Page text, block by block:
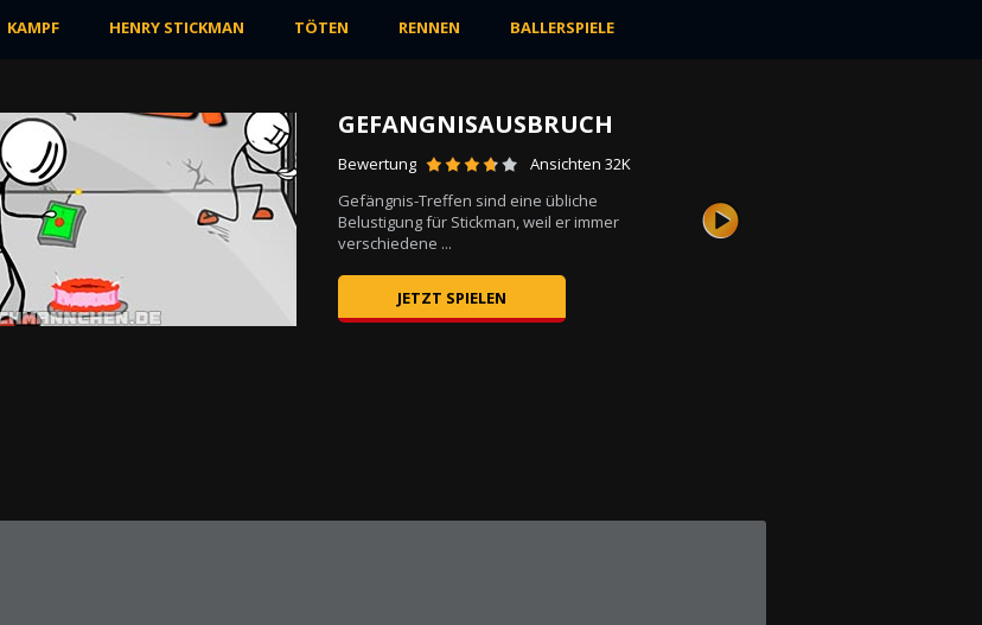
KAMPF HENRY STICKMAN TÖTEN RENNEN BALLERSPIELE
GEFANGNISAUSBRUCH
Bewertung
Ansichten 32K
Gefängnis-Treffen sind eine übliche
Belustigung für Stickman, weil er immer
verschiedene ...
JETZT SPIELEN